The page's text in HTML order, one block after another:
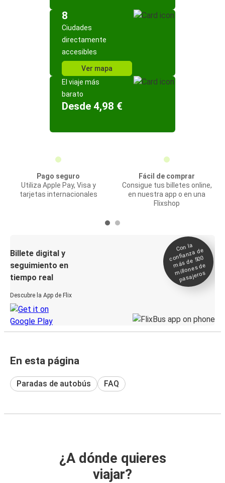
8
Ciudades
directamente
accesibles
Ver mapa
El viaje más
barato
Desde 4,98 €
Pago seguro
Utiliza Apple Pay, Visa y
tarjetas internacionales
Fácil de comprar
Consigue tus billetes online,
en nuestra app o en una
Flixshop
Billete digital y
seguimiento en
tiempo real
Descubre la App de Flix
Con la
confianza de
más de 500
millones de
pasajeros
En esta página
Paradas de autobús FAQ
¿A dónde quieres
viajar?